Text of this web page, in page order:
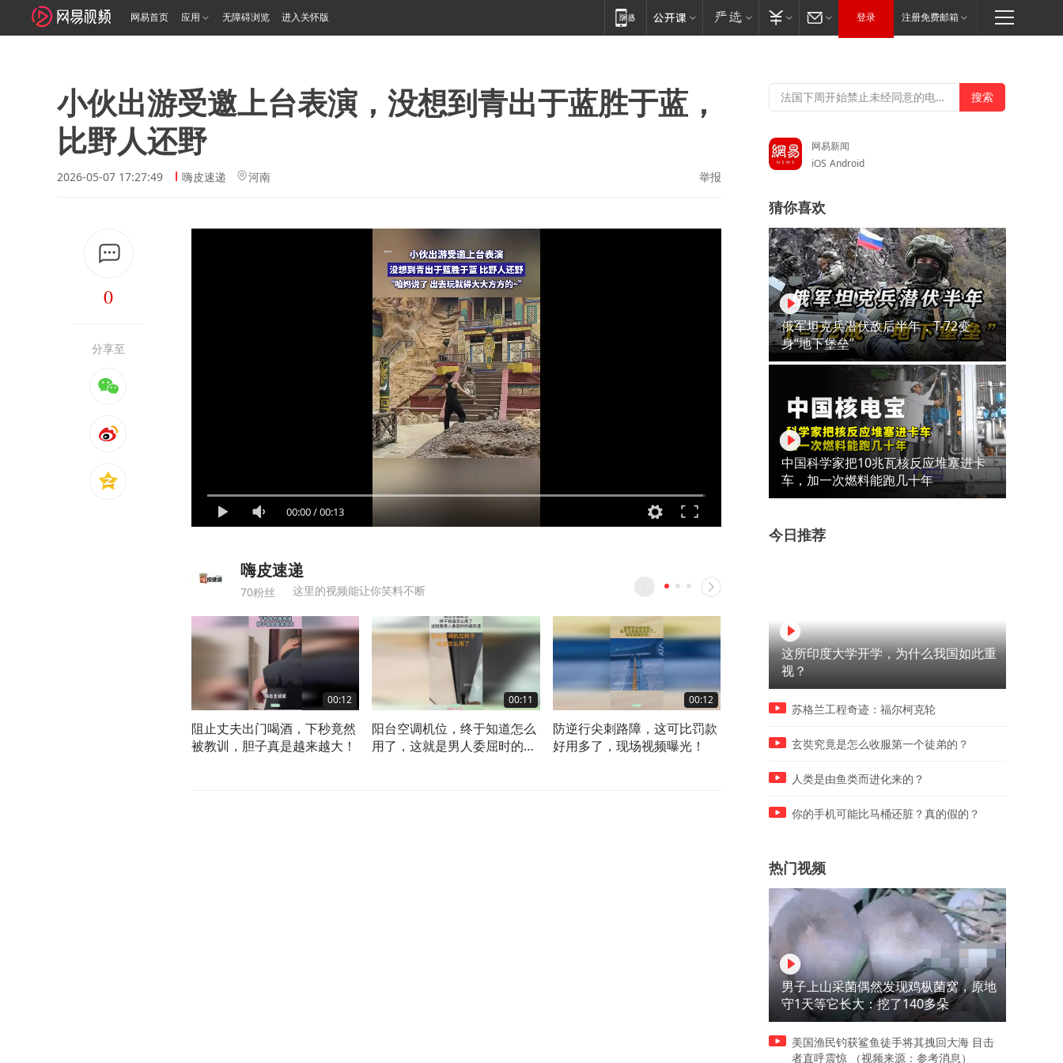
网易首页 应用 无障碍浏览 进入关怀版 登录 注册免费邮箱
小伙出游受邀上台表演，没想到青出于蓝胜于蓝，
比野人还野
2026-05-07 17:27:49 嗨皮速递 河南 举报
0
分享至
00:00/00:13
嗨皮速递
70粉丝 这里的视频能让你笑料不断
00:12
阻止丈夫出门喝酒，下秒竟然
被教训，胆子真是越来越大！
00:11
阳台空调机位，终于知道怎么
用了，这就是男人委屈时的避
00:12
防逆行尖刺路障，这可比罚款
好用多了，现场视频曝光！
牌晒不黑，没有对比就没伤
是髋骨股骨头，这两个地方
网易新闻
iOS Android
猜你喜欢
俄军坦克兵潜伏敌后半年，T-72变
身“地下堡垒”
中国科学家把10兆瓦核反应堆塞进卡
车，加一次燃料能跑几十年
今日推荐
这所印度大学开学，为什么我国如此重
视？
苏格兰工程奇迹：福尔柯克轮
玄奘究竟是怎么收服第一个徒弟的？
人类是由鱼类而进化来的？
你的手机可能比马桶还脏？真的假的？
热门视频
男子上山采菌偶然发现鸡枞菌窝，原地
守1天等它长大：挖了140多朵
美国渔民钓获鲨鱼徒手将其拽回大海 目击
者直呼震惊 （视频来源：参考消息）